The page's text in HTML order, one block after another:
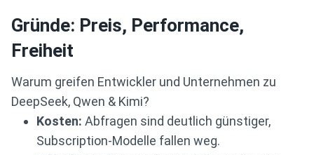
Gründe: Preis, Performance,
Freiheit
Warum greifen Entwickler und Unternehmen zu
DeepSeek, Qwen & Kimi?
Kosten: Abfragen sind deutlich günstiger,
Subscription-Modelle fallen weg.